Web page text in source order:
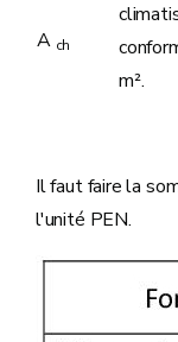
A ch
m².
Il faut faire la
l'unité PEN.